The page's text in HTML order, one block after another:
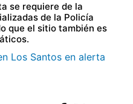
se requiere de la
de la Policía
que el sitio también es
Los Santos en alerta